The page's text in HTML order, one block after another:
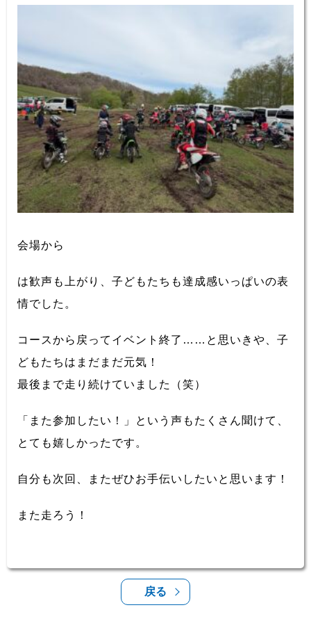
会場から
は歓声も上がり、子どもたちも達成感いっぱいの表
情でした。
コースから戻ってイベント終了……と思いきや、子
どもたちはまだまだ元気！
最後まで走り続けていました（笑）
「また参加したい！」という声もたくさん聞けて、
とても嬉しかったです。
自分も次回、またぜひお手伝いしたいと思います！
また走ろう！
戻る